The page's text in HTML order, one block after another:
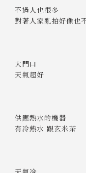
不過人也很多
對著人家亂拍好像也
大門口
天氣超好
供應熱水的機器
有冷熱水 跟玄米茶